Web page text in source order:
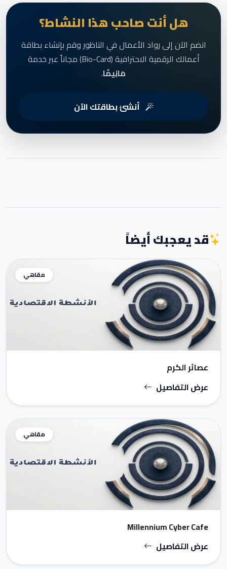
هل أنت صاحب هذا النشاط؟
انضم الآن إلى رواد الأعمال في الناظور وقم بإنشاء بطاقة
أعمالك الرقمية الاحترافية (Bio-Card) مجاناً عبر خدمة
مَانِيمَّا.
أنشئ بطاقتك الآن
قد يعجبك أيضاً
مقاهي
عصائر الكرم
عرض التفاصيل
مقاهي
Millennium Cyber Cafe
عرض التفاصيل